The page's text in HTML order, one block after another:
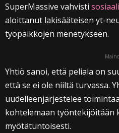
SuperMassive vahvisti
aloittanut lakisääteisen yt-
työpaikkojen menetykseen.
Yhtiö sanoi, että peliala on
että se ei ole niiltä turvassa.
uudelleenjärjestelee
kohtelemaan työntekijöitään
myötätuntoisesti.